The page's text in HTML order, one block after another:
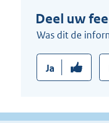
Deel uw
Was dit de
Ja